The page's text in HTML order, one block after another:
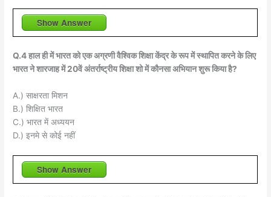
Show Answer
Q.4 हाल ही में भारत को एक अग्रणी वैश्विक शिक्षा केंद्र के रूप में स्थापित करने के लिए
भारत ने शारजाह में 20वें अंतर्राष्ट्रीय शिक्षा शो में कौनसा अभियान शुरू किया है?
A.) साक्षरता मिशन
B.) शिक्षित भारत
C.) भारत में अध्ययन
D.) इनमे से कोई नहीं
Show Answer